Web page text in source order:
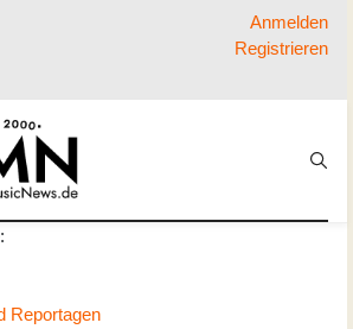
Anmelden
Registrieren
Reportagen